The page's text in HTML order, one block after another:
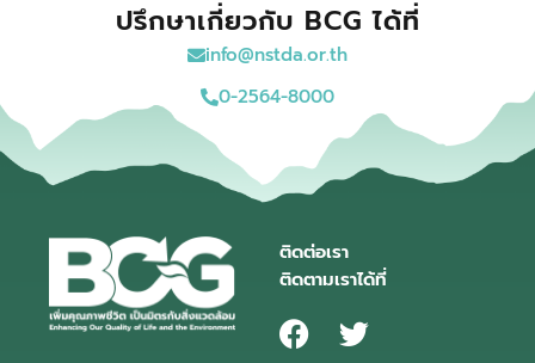
ปรึกษาเกี่ยวกับ BCG ได้ที่
info@nstda.or.th
0-2564-8000
ติดต่อเรา
ติดตามเราได้ที่